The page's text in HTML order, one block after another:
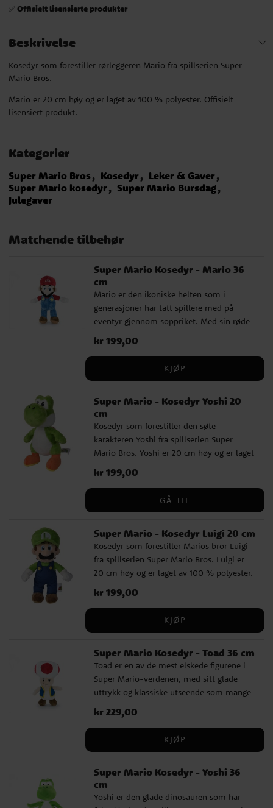
✅ Offisielt lisensierte produkter
Beskrivelse
Kosedyr som forestiller rørleggeren Mario fra spillserien Super
Mario Bros.
Mario er 20 cm høy og er laget av 100 % polyester. Offisielt
lisensiert produkt.
Kategorier
Super Mario Bros Kosedyr
Leker & Gaver
Super Mario kosedyr
Super Mario Bursdag
Julegaver
Matchende tilbehør
Super Mario Kosedyr - Mario 36
cm
Mario er den ikoniske helten som i
generasjoner har tatt spillere med på
eventyr gjennom soppriket. Med sin røde
caps, blå overall og sitt velkjente uttrykk
er dette kosedyret et must for alle som
som gave til både barn og voksne
favoritt å klemme, leke med eller ha som
en morsom detalj på rommet. Et kosedyr
med masse gjenkjennelse og sjarm. ✔️
Høyde: 36 cm ✔️ Laget av 100 % polyester
✔️ Perfekt som gave til små og store
Nintendo-fans
Pris:kr 199,00
kr 199,00
KJØP
Super Mario - Kosedyr Yoshi 20
cm
Kosedyr som forestiller den søte
karakteren Yoshi fra spillserien Super
Mario Bros. Yoshi er 20 cm høy og er laget
av 100 % polyester. Offisielt lisensiert
produkt.
Pris:kr 199,00
kr 199,00
GÅ TIL
Super Mario - Kosedyr Luigi 20 cm
Kosedyr som forestiller Marios bror Luigi
fra spillserien Super Mario Bros. Luigi er
20 cm høy og er laget av 100 % polyester.
Offisielt lisensiert produkt.
Pris:kr 199,00
kr 199,00
KJØP
Super Mario Kosedyr - Toad 36 cm
Toad er en av de mest elskede figurene i
Super Mario-verdenen, med sitt glade
uttrykk og klassiske utseende som mange
kjenner igjen med en gang. Dette
kosedyret er et fint valg for barn og
den trofaste hjelperen fra soppriket. Det
Super Mario og blir raskt en morsom
favoritt å både leke med og ha stående
fremme på rommet. En sjarmerende figur
Pris:kr 229,00
kr 229,00
KJØP
Super Mario Kosedyr - Yoshi 36
cm
Yoshi er den glade dinosauren som har